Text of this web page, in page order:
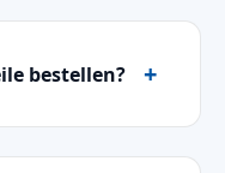
bestellen?